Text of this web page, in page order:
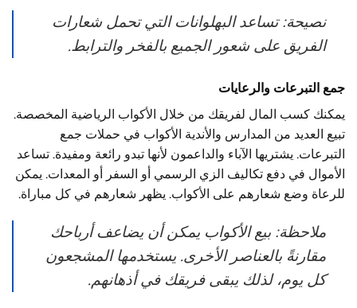
نصيحة: تساعد البهلوانات التي تحمل شعارات
الفريق على شعور الجميع بالفخر والترابط.
جمع التبرعات والرعايات
يمكنك كسب المال لفريقك من خلال الأكواب الرياضية المخصصة.
تبيع العديد من المدارس والأندية الأكواب في حملات جمع
التبرعات. يشتريها الآباء والداعمون لأنها تبدو رائعة ومفيدة. تساعد
الأموال في دفع تكاليف الزي الرسمي أو السفر أو المعدات. يمكن
للرعاة وضع شعارهم على الأكواب. يظهر شعارهم في كل مباراة.
ملاحظة: بيع الأكواب يمكن أن يضاعف أرباحك
مقارنةً بالعناصر الأخرى. يستخدمها المشجعون
كل يوم، لذلك يبقى فريقك في أذهانهم.